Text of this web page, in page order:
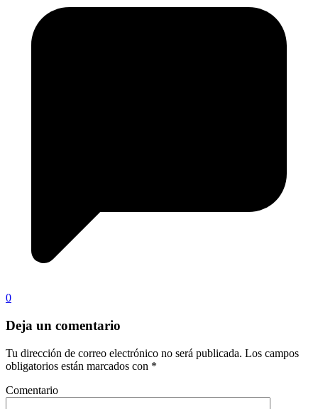
0
Deja un comentario
Tu dirección de correo electrónico no será publicada. Los campos
obligatorios están marcados con *
Comentario